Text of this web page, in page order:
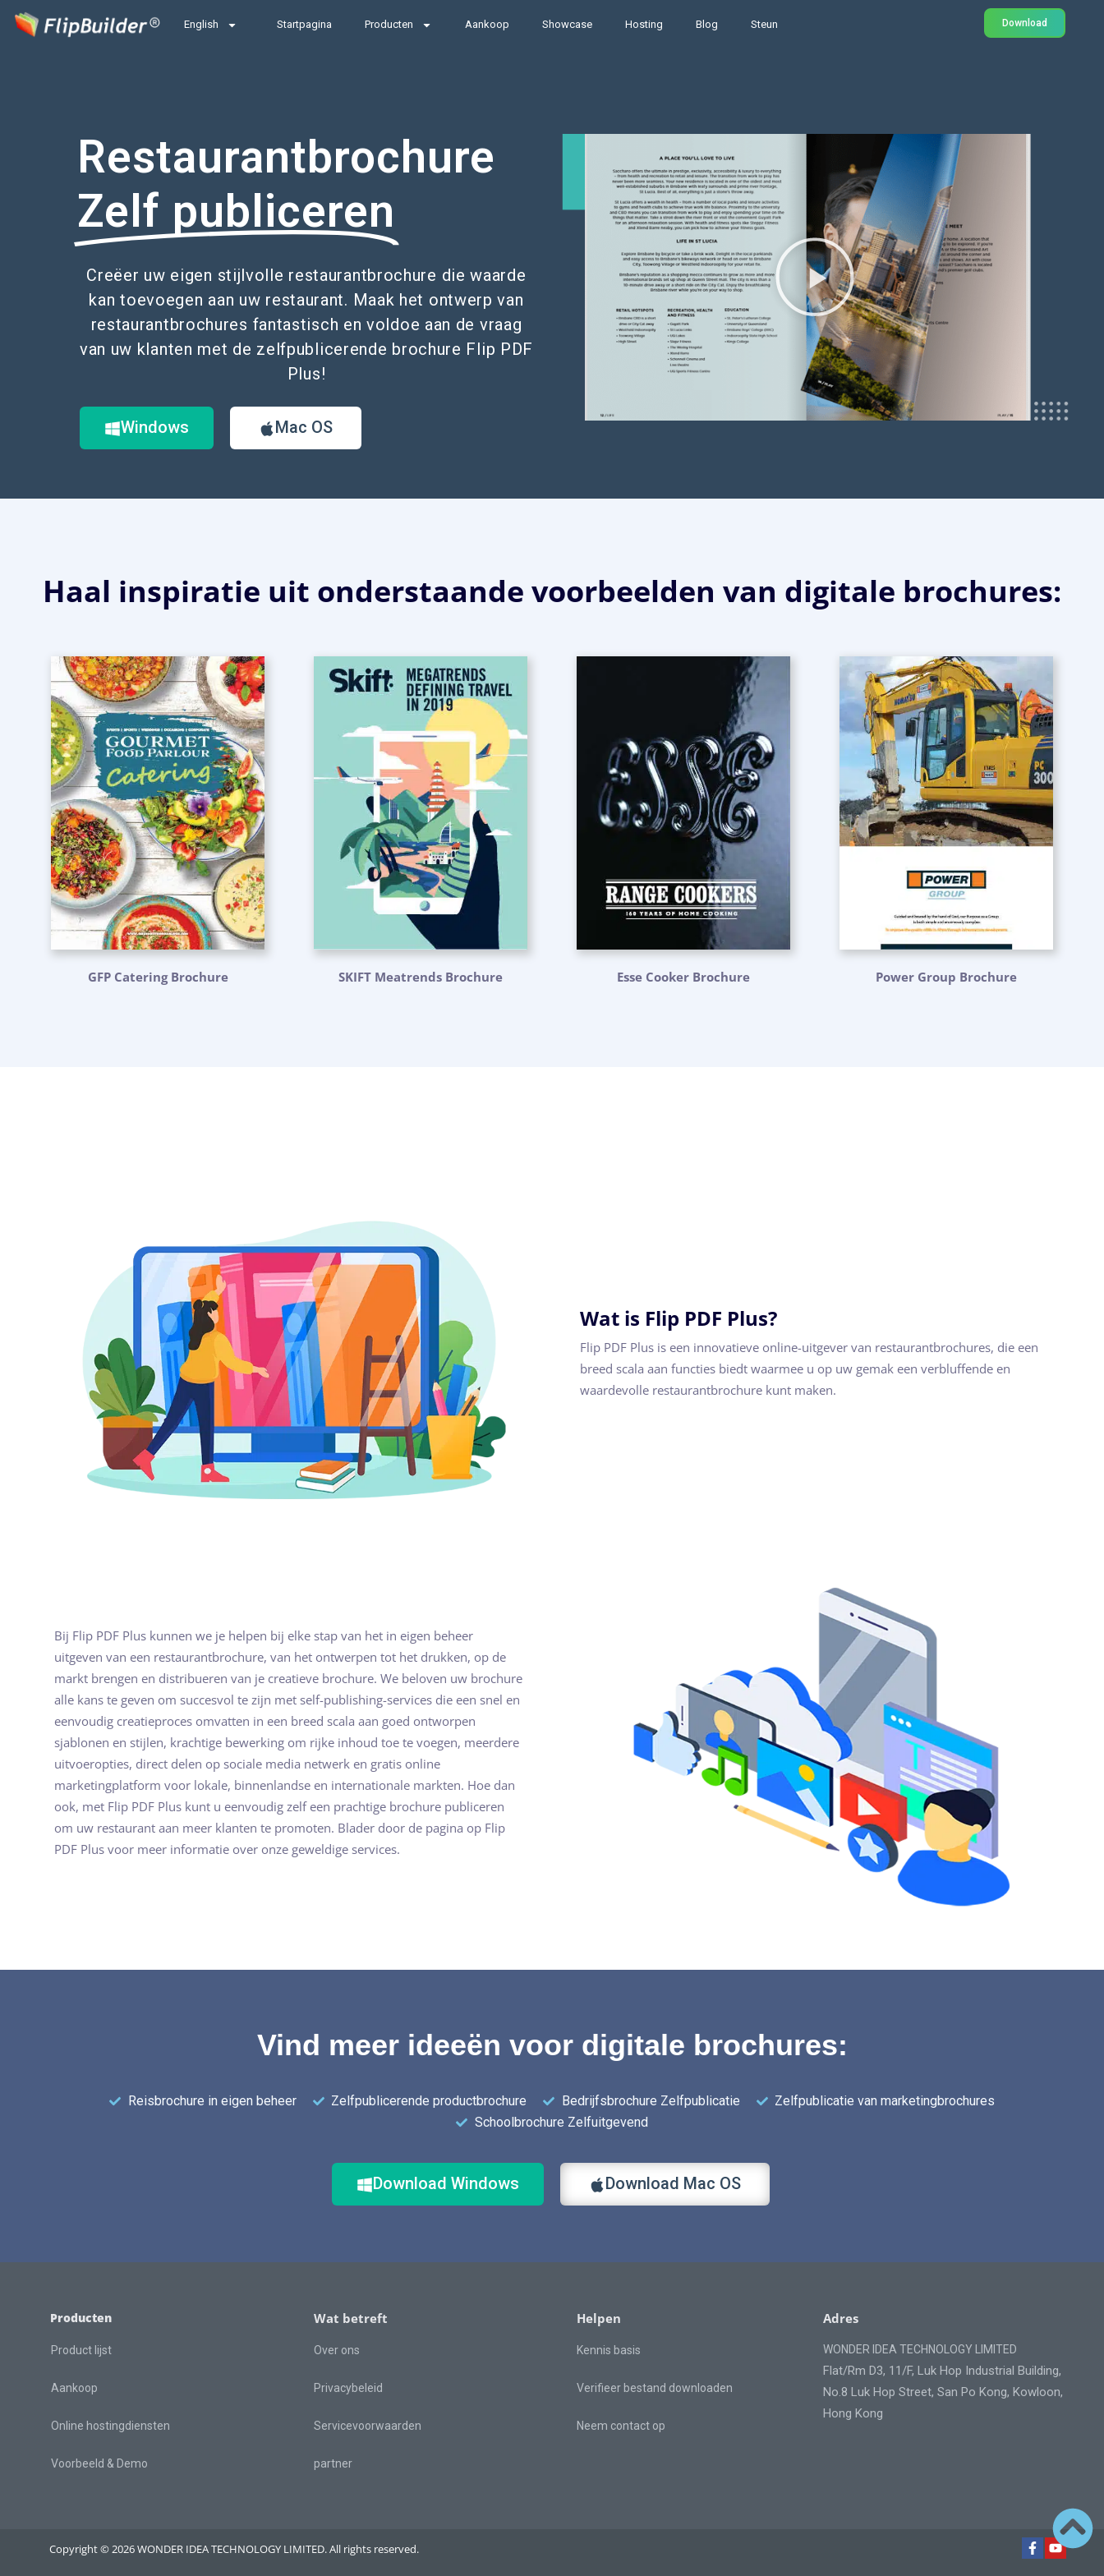
English Startpagina Producten Aankoop Showcase Hosting Blog Steun Download
Restaurantbrochure
Zelf publiceren
Creëer uw eigen stijlvolle restaurantbrochure die waarde
kan toevoegen aan uw restaurant. Maak het ontwerp van
restaurantbrochures fantastisch en voldoe aan de vraag
van uw klanten met de zelfpublicerende brochure Flip PDF
Plus!
Windows Mac OS
Haal inspiratie uit onderstaande voorbeelden van digitale brochures:
GFP Catering Brochure SKIFT Meatrends Brochure Esse Cooker Brochure Power Group Brochure
Wat is Flip PDF Plus?
Flip PDF Plus is een innovatieve online-uitgever van restaurantbrochures, die een
breed scala aan functies biedt waarmee u op uw gemak een verbluffende en
waardevolle restaurantbrochure kunt maken.
Bij Flip PDF Plus kunnen we je helpen bij elke stap van het in eigen beheer
uitgeven van een restaurantbrochure, van het ontwerpen tot het drukken, op de
markt brengen en distribueren van je creatieve brochure. We beloven uw brochure
alle kans te geven om succesvol te zijn met self-publishing-services die een snel en
eenvoudig creatieproces omvatten in een breed scala aan goed ontworpen
sjablonen en stijlen, krachtige bewerking om rijke inhoud toe te voegen, meerdere
uitvoeropties, direct delen op sociale media netwerk en gratis online
marketingplatform voor lokale, binnenlandse en internationale markten. Hoe dan
ook, met Flip PDF Plus kunt u eenvoudig zelf een prachtige brochure publiceren
om uw restaurant aan meer klanten te promoten. Blader door de pagina op Flip
PDF Plus voor meer informatie over onze geweldige services.
Vind meer ideeën voor digitale brochures:
Reisbrochure in eigen beheer Zelfpublicerende productbrochure Bedrijfsbrochure Zelfpublicatie
Zelfpublicatie van marketingbrochures
Schoolbrochure Zelfuitgevend
Download Windows Download Mac OS
Producten
Product lijst
Aankoop
Online hostingdiensten
Voorbeeld & Demo
Wat betreft
Over ons
Privacybeleid
Servicevoorwaarden
partner
Helpen
Kennis basis
Verifieer bestand downloaden
Neem contact op
Adres
WONDER IDEA TECHNOLOGY LIMITED
Flat/Rm D3, 11/F, Luk Hop Industrial Building,
No.8 Luk Hop Street, San Po Kong, Kowloon,
Hong Kong
Copyright © 2026 WONDER IDEA TECHNOLOGY LIMITED. All rights reserved.